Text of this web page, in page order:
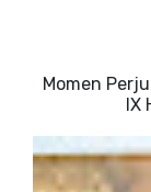
Momen
IX